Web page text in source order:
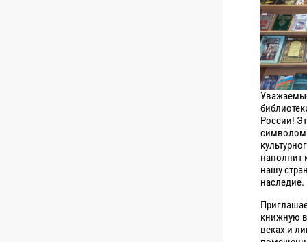
России!
символом
наполнит
нашу
наследие.
книжную
веках и